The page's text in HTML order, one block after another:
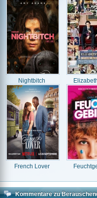
Nightbitch
French Lover
Kommentare zu